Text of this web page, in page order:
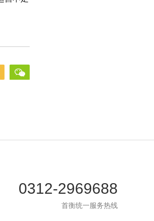
0312-2969688
首衡统一服务热线